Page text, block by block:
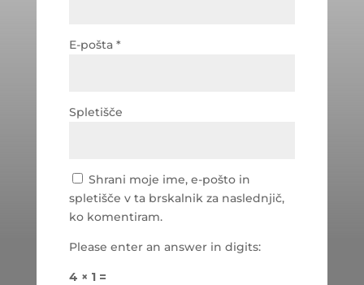
E-pošta *
Spletišče
Shrani moje ime, e-pošto in
spletišče v ta brskalnik za naslednjič,
ko komentiram.
Please enter an answer in digits:
4 × 1 =